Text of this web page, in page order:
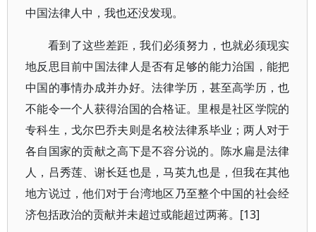
中国法律人中，我也还没发现。
看到了这些差距，我们必须努力，也就必须现实
地反思目前中国法律人是否有足够的能力治国，能把
中国的事情办成并办好。法律学历，甚至高学历，也
不能令一个人获得治国的合格证。里根是社区学院的
专科生，戈尔巴乔夫则是名校法律系毕业；两人对于
各自国家的贡献之高下是不容分说的。陈水扁是法律
人，吕秀莲、谢长廷也是，马英九也是，但我在其他
地方说过，他们对于台湾地区乃至整个中国的社会经
济包括政治的贡献并未超过或能超过两蒋。[13]